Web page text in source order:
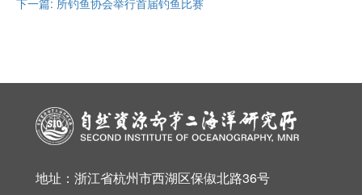
下一篇: 所钓鱼协会举行首届钓鱼比赛
地址：浙江省杭州市西湖区保俶北路36号